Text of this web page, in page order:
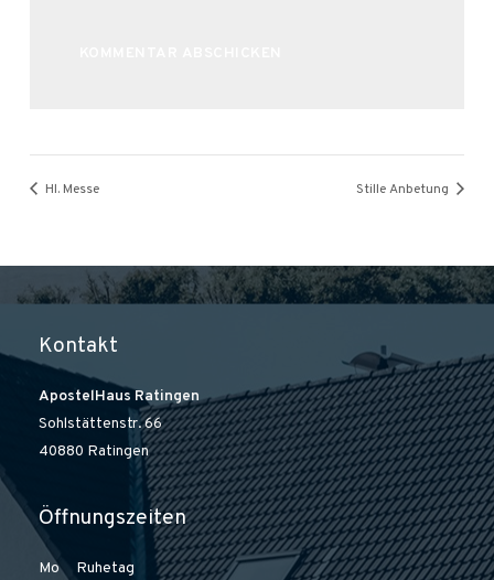
Hl. Messe Stille Anbetung
Kontakt
ApostelHaus Ratingen
Sohlstättenstr. 66
40880 Ratingen
Öffnungszeiten
Mo Ruhetag